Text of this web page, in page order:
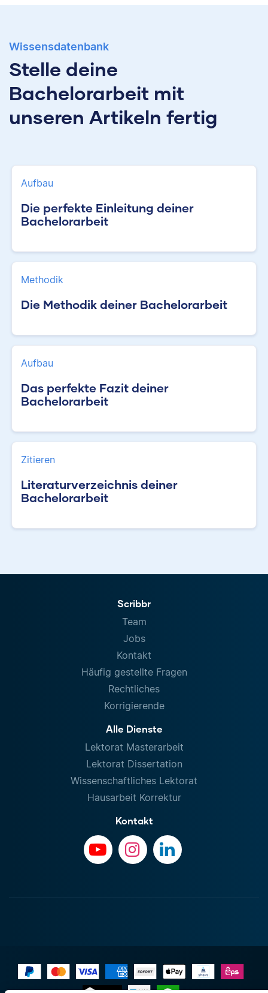
Wissensdatenbank
Stelle deine
Bachelorarbeit mit
unseren Artikeln fertig
Aufbau
Die perfekte Einleitung deiner
Bachelorarbeit
Methodik
Die Methodik deiner Bachelorarbeit
Aufbau
Das perfekte Fazit deiner
Bachelorarbeit
Zitieren
Literaturverzeichnis deiner
Bachelorarbeit
Scribbr
Team
Jobs
Kontakt
Häufig gestellte Fragen
Rechtliches
Korrigierende
Alle Dienste
Lektorat Masterarbeit
Lektorat Dissertation
Wissenschaftliches Lektorat
Hausarbeit Korrektur
Kontakt